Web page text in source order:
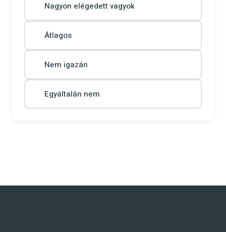
Nagyon elégedett vagyok
Átlagos
Nem igazán
Egyáltalán nem